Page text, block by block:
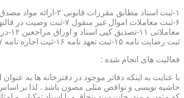
ثبت رضایت نامه ۱۵-ثبت تعهد نامه ۱۶-ثبت اجاره نامه ۱۷-ثبت معاملات سرقفلی ۱۸-ثبت وقف نامه و اسناد موقوفه ۱۹-ثبت اسناد ضمانت نامه ۲۰-صدور اجرائیه ۲۱-ثبت نکاح ۲۲-ثبت طلاق
فعالیت های انجام شده :
با عنایت به اینکه دفاتر موجود در دفترخانه ها به
حاشیه نویسی و نواقص مثلی مصون باشد . لذا بر اساس